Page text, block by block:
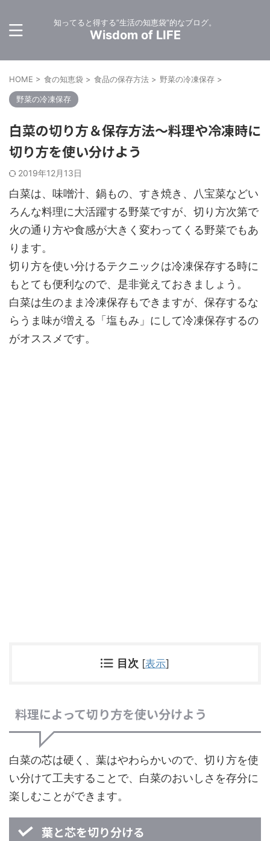
知ってると得する”生活の知恵袋”的なブログ。
Wisdom of LIFE
HOME > 食の知恵袋 > 食品の保存方法 > 野菜の冷凍保存 >
野菜の冷凍保存
白菜の切り方＆保存方法～料理や冷凍時に
切り方を使い分けよう
2019年12月13日
白菜は、味噌汁、鍋もの、すき焼き、八宝菜などい
ろんな料理に大活躍する野菜ですが、切り方次第で
火の通り方や食感が大きく変わってくる野菜でもあ
ります。
切り方を使い分けるテクニックは冷凍保存する時に
もとても便利なので、是非覚えておきましょう。
白菜は生のまま冷凍保存もできますが、保存するな
らうま味が増える「塩もみ」にして冷凍保存するの
がオススメです。
目次 [表示]
料理によって切り方を使い分けよう
白菜の芯は硬く、葉はやわらかいので、切り方を使
い分けて工夫することで、白菜のおいしさを存分に
楽しむことができます。
葉と芯を切り分ける